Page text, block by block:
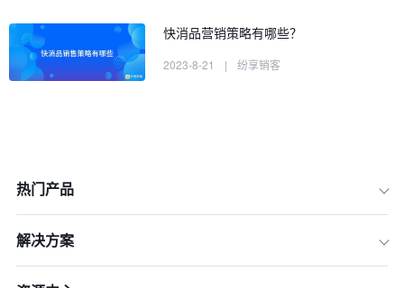
快消品营销策略有哪些？
2023-8-21 | 纷享销客
热门产品
解决方案